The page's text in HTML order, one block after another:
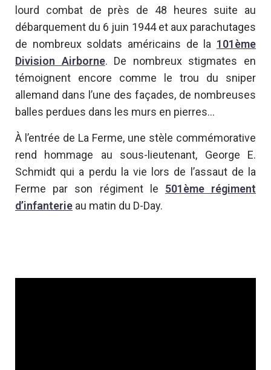
lourd combat de près de 48 heures suite au
débarquement du 6 juin 1944 et aux parachutages
de nombreux soldats américains de la 101ème
Division Airborne. De nombreux stigmates en
témoignent encore comme le trou du sniper
allemand dans l’une des façades, de nombreuses
balles perdues dans les murs en pierres…
À l’entrée de La Ferme, une stèle commémorative
rend hommage au sous-lieutenant, George E.
Schmidt qui a perdu la vie lors de l’assaut de la
Ferme par son régiment le 501ème régiment
d’infanterie au matin du D-Day.